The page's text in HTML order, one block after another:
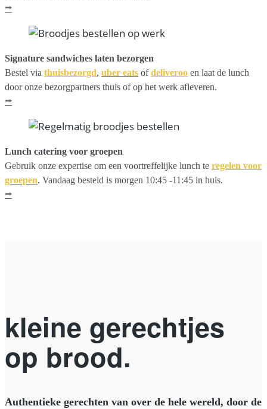
⭢
Signature sandwiches laten bezorgen
Bestel via thuisbezorgd, uber eats ofdeliveroo en laat de lunch
door onze bezorgpartners thuis of op het werk afleveren.
⭢
Lunch catering voor groepen
Gebruik onze expertise om een voortreffelijke lunch te regelen voor
groepen. Vandaag besteld is morgen 10:45 -11:45 in huis.
⭢
kleine gerechtjes
op brood.
Authentieke gerechten van over de hele wereld, door de